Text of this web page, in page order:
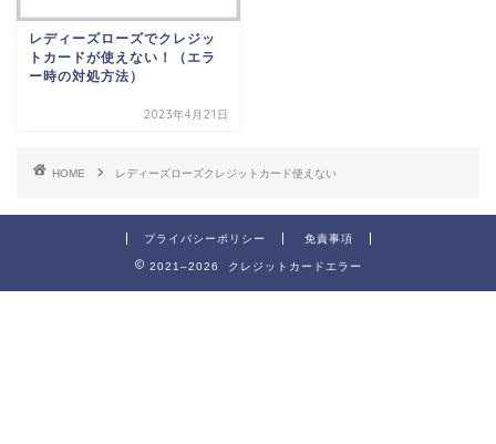
レディーズローズでクレジッ
トカードが使えない！（エラ
ー時の対処方法）
2023年4月21日
HOME レディーズローズクレジットカード使えない
プライバシーポリシー 免責事項
2021–2026 クレジットカードエラー